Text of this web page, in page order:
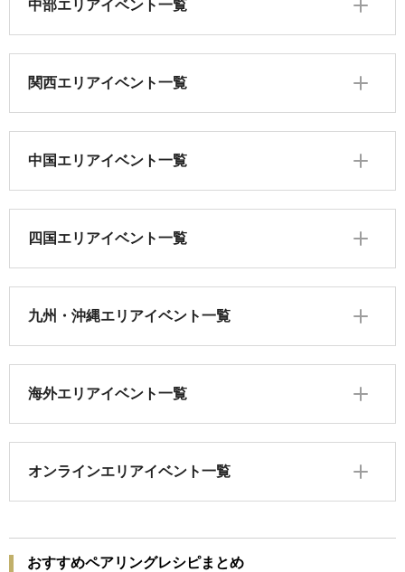
中部エリアイベント一覧
関西エリアイベント一覧
中国エリアイベント一覧
四国エリアイベント一覧
九州・沖縄エリアイベント一覧
海外エリアイベント一覧
オンラインエリアイベント一覧
おすすめペアリングレシピまとめ